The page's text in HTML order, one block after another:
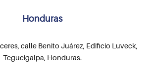
Honduras
calle Benito Juárez, Edificio Luveck,
Tegucigalpa, Honduras.